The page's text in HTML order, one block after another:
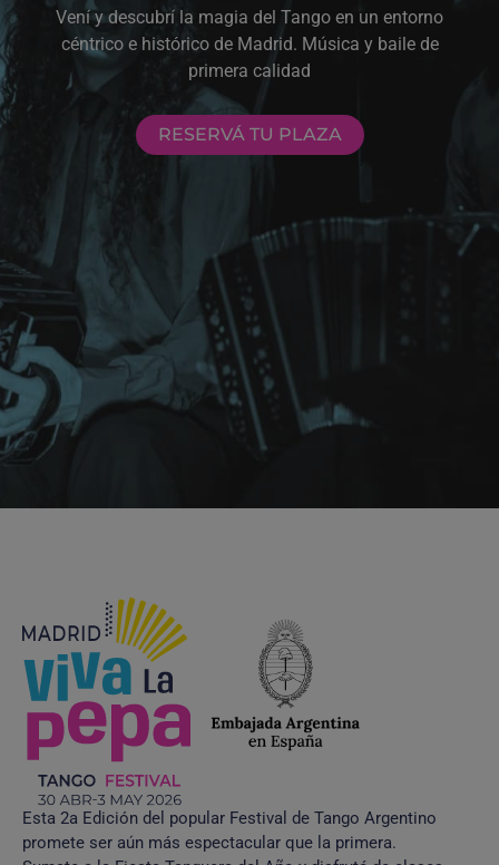
Vení y descubrí la magia del Tango en un entorno
céntrico e histórico de Madrid. Música y baile de
primera calidad
RESERVÁ TU PLAZA
Esta 2a Edición del popular Festival de Tango Argentino
promete ser aún más espectacular que la primera.